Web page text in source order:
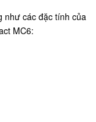
như các đặc tính của
MC6: